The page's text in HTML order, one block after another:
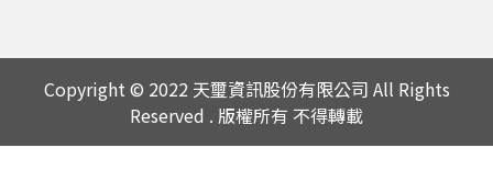
Copyright © 2022 天璽資訊股份有限公司 All Rights
Reserved . 版權所有 不得轉載